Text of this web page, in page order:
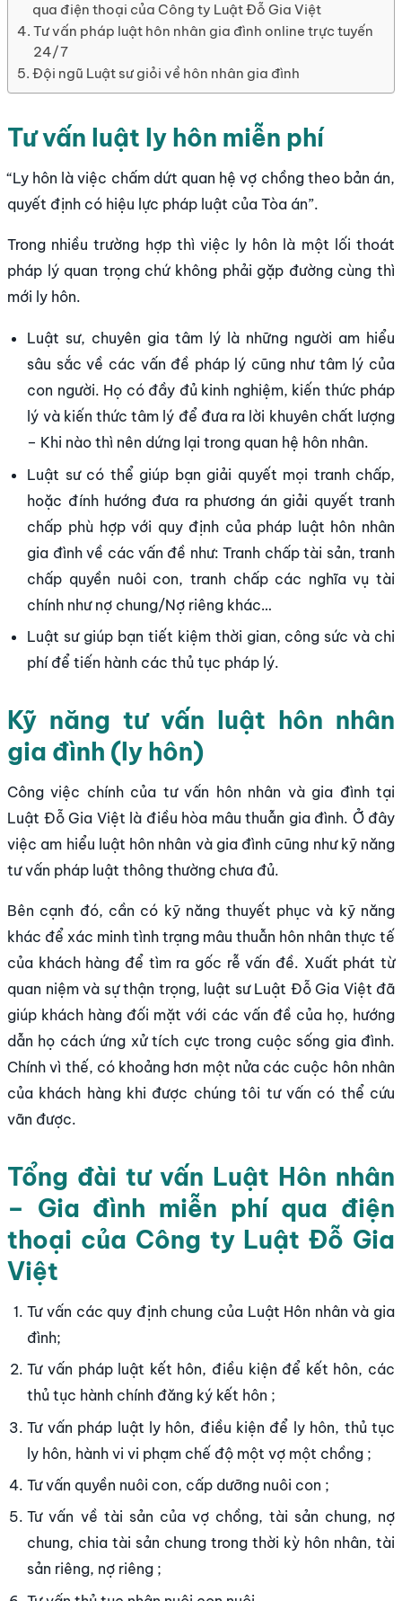
qua điện thoại của Công ty Luật Đỗ Gia Việt
Tư vấn pháp luật hôn nhân gia đình online trực tuyến
24/7
Đội ngũ Luật sư giỏi về hôn nhân gia đình
Tư vấn luật ly hôn miễn phí
“Ly hôn là việc chấm dứt quan hệ vợ chồng theo bản án,
quyết định có hiệu lực pháp luật của Tòa án”.
Trong nhiều trường hợp thì việc ly hôn là một lối thoát
pháp lý quan trọng chứ không phải gặp đường cùng thì
mới ly hôn.
Luật sư, chuyên gia tâm lý là những người am hiểu
sâu sắc về các vấn đề pháp lý cũng như tâm lý của
con người. Họ có đầy đủ kinh nghiệm, kiến thức pháp
lý và kiến thức tâm lý để đưa ra lời khuyên chất lượng
– Khi nào thì nên dứng lại trong quan hệ hôn nhân.
Luật sư có thể giúp bạn giải quyết mọi tranh chấp,
hoặc đính hướng đưa ra phương án giải quyết tranh
chấp phù hợp với quy định của pháp luật hôn nhân
gia đình về các vấn đề như: Tranh chấp tài sản, tranh
chấp quyền nuôi con, tranh chấp các nghĩa vụ tài
chính như nợ chung/Nợ riêng khác…
Luật sư giúp bạn tiết kiệm thời gian, công sức và chi
phí để tiến hành các thủ tục pháp lý.
Kỹ năng tư vấn luật hôn nhân
gia đình (ly hôn)
Công việc chính của tư vấn hôn nhân và gia đình tại
Luật Đỗ Gia Việt là điều hòa mâu thuẫn gia đình. Ở đây
việc am hiểu luật hôn nhân và gia đình cũng như kỹ năng
tư vấn pháp luật thông thường chưa đủ.
Bên cạnh đó, cần có kỹ năng thuyết phục và kỹ năng
khác để xác minh tình trạng mâu thuẫn hôn nhân thực tế
của khách hàng để tìm ra gốc rễ vấn đề. Xuất phát từ
quan niệm và sự thận trọng, luật sư Luật Đỗ Gia Việt đã
giúp khách hàng đối mặt với các vấn đề của họ, hướng
dẫn họ cách ứng xử tích cực trong cuộc sống gia đình.
Chính vì thế, có khoảng hơn một nửa các cuộc hôn nhân
của khách hàng khi được chúng tôi tư vấn có thể cứu
vãn được.
Tổng đài tư vấn Luật Hôn nhân
– Gia đình miễn phí qua điện
thoại của Công ty Luật Đỗ Gia
Việt
Tư vấn các quy định chung của Luật Hôn nhân và gia
đình;
Tư vấn pháp luật kết hôn, điều kiện để kết hôn, các
thủ tục hành chính đăng ký kết hôn ;
Tư vấn pháp luật ly hôn, điều kiện để ly hôn, thủ tục
ly hôn, hành vi vi phạm chế độ một vợ một chồng ;
Tư vấn quyền nuôi con, cấp dưỡng nuôi con ;
Tư vấn về tài sản của vợ chồng, tài sản chung, nợ
chung, chia tài sản chung trong thời kỳ hôn nhân, tài
sản riêng, nợ riêng ;